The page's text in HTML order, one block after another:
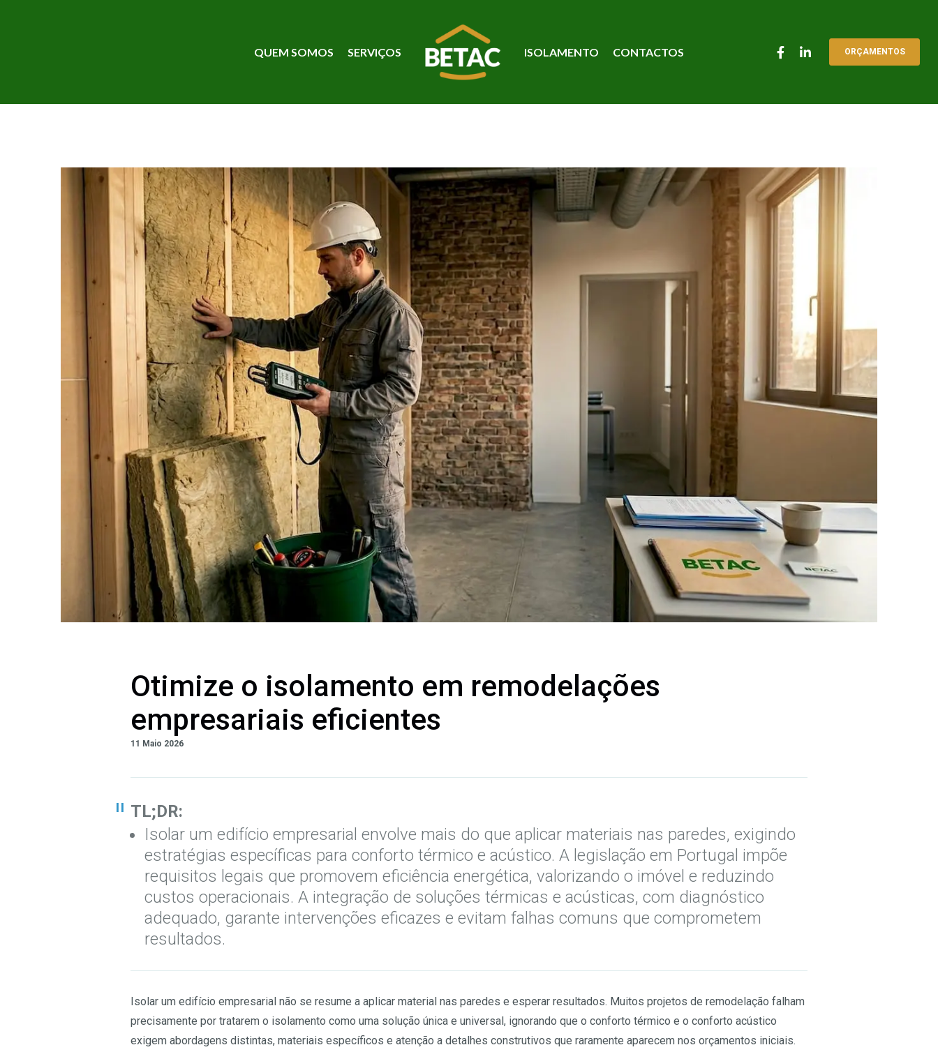
ORÇAMENTOS
QUEM SOMOS SERVIÇOS ISOLAMENTO CONTACTOS
Otimize o isolamento em remodelações
empresariais eficientes
11 Maio 2026
TL;DR:
Isolar um edifício empresarial envolve mais do que aplicar materiais nas paredes, exigindo
estratégias específicas para conforto térmico e acústico. A legislação em Portugal impõe
requisitos legais que promovem eficiência energética, valorizando o imóvel e reduzindo
custos operacionais. A integração de soluções térmicas e acústicas, com diagnóstico
adequado, garante intervenções eficazes e evitam falhas comuns que comprometem
resultados.
Isolar um edifício empresarial não se resume a aplicar material nas paredes e esperar resultados. Muitos projetos de remodelação falham
precisamente por tratarem o isolamento como uma solução única e universal, ignorando que o conforto térmico e o conforto acústico
exigem abordagens distintas, materiais específicos e atenção a detalhes construtivos que raramente aparecem nos orçamentos iniciais.